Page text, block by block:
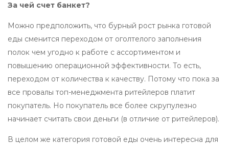
За чей счет банкет?
Можно предположить, что бурный рост рынка готовой
еды сменится переходом от оголтелого заполнения
полок чем угодно к работе с ассортиментом и
повышению операционной эффективности. То есть,
переходом от количества к качеству. Потому что пока за
все провалы топ-менеджмента ритейлеров платит
покупатель. Но покупатель все более скрупулезно
начинает считать свои деньги (в отличие от ритейлеров).
В целом же категория готовой еды очень интересна для